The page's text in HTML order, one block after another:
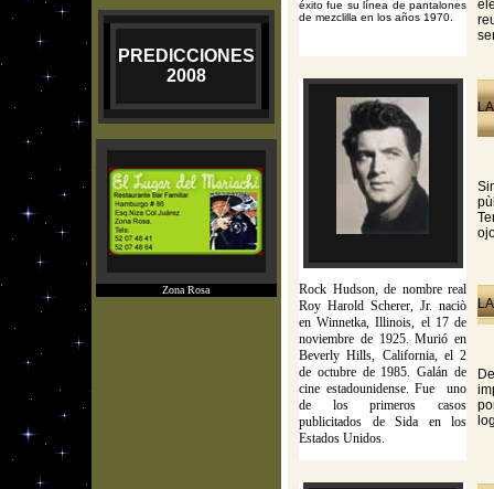
PREDICCIONES
2008
Zona Rosa
éxito fue su línea de pantalones
de mezclilla en los años 1970.
Rock Hudson, de nombre real
Roy Harold Scherer, Jr. naciò
en Winnetka, Illinois, el 17 de
noviembre de 1925. Murió en
Beverly Hills, California, el 2
de octubre de 1985. Galán de
cine estadounidense. Fue uno
de los primeros casos
publicitados de Sida en los
Estados Unidos.